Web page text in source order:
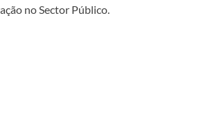
no Sector Público.